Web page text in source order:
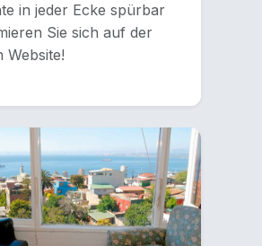
in jeder Ecke spürbar
Sie sich auf der
Website!